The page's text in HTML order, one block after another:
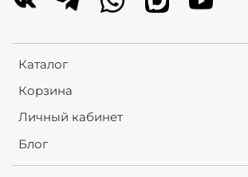
Каталог
Корзина
Личный кабинет
Блог